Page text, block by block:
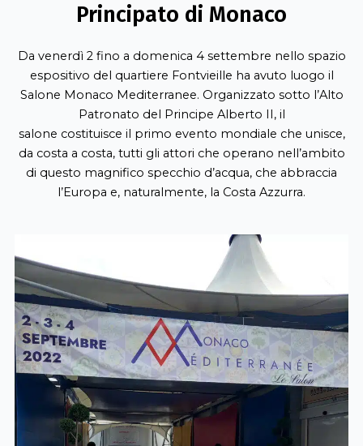
Principato di Monaco
Da venerdì 2 fino a domenica 4 settembre nello spazio
espositivo del quartiere Fontvieille ha avuto luogo il
Salone Monaco Mediterranee. Organizzato sotto l’Alto
Patronato del Principe Alberto II, il
salone costituisce il primo evento mondiale che unisce,
da costa a costa, tutti gli attori che operano nell’ambito
di questo magnifico specchio d’acqua, che abbraccia
l’Europa e, naturalmente, la Costa Azzurra.